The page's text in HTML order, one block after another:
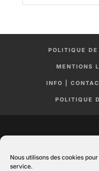
Nous utilisons des cookies
service.
POLITIQUE
MENTIONS
INFO |
POLITIQUE